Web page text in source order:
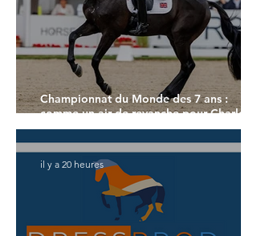
Championnat du Monde des 7 ans :
comme un air de revanche pour Charlotte
Dujardin
il y a 20 heures